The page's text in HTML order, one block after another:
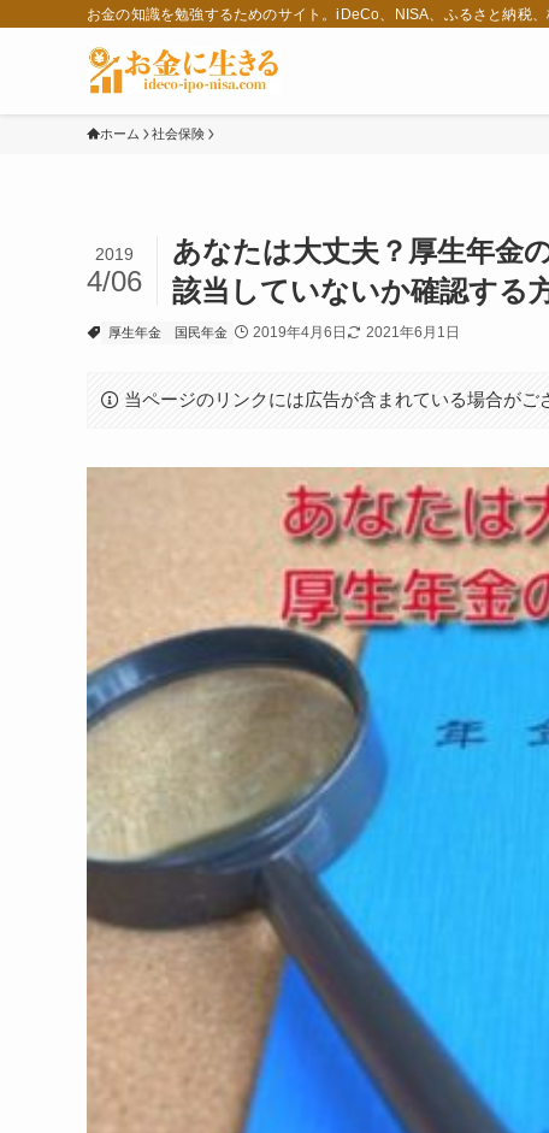
お金の知識を勉強するためのサイト。iDeCo、NISA、ふるさと納税
ホーム 社会保険
あなたは大丈夫？厚生年金
該当していないか確認する
2019
4/06
厚生年金 国民年金 2019年4月6日 2021年6月1日
当ページのリンクには広告が含まれている場合がご